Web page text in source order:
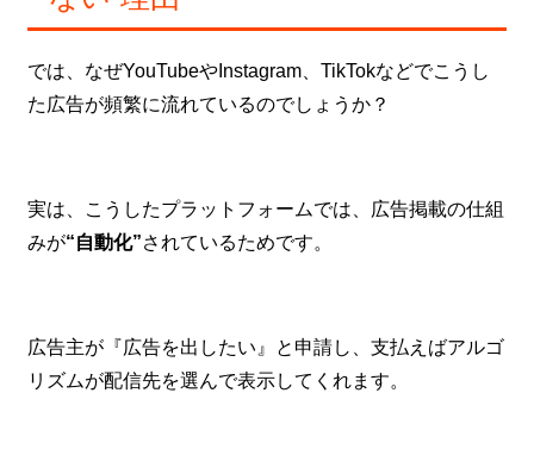
では、なぜYouTubeやInstagram、TikTokなどでこうし
た広告が頻繁に流れているのでしょうか？
実は、こうしたプラットフォームでは、広告掲載の仕組
みが“自動化”されているためです。
広告主が『広告を出したい』と申請し、支払えばアルゴ
リズムが配信先を選んで表示してくれます。